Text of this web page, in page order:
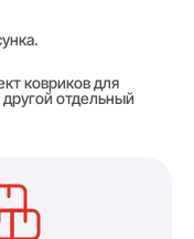
ковриков для
другой отдельный